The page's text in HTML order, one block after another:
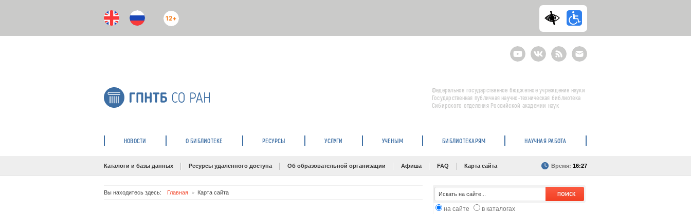
12+
YoutubeВКонтактеRSS
E-
mail
подписка
Федеральное государственное бюджетное учреждение науки
Государственная публичная научно-техническая библиотека
Сибирского отделения Российской академии наук
НОВОСТИ О БИБЛИОТЕКЕ РЕСУРСЫ УСЛУГИ УЧЕНЫМ БИБЛИОТЕКАРЯМ НАУЧНАЯ РАБОТА
Каталоги и базы данных Ресурсы удаленного доступа Об образовательной организации Афиша FAQ Карта сайта Время: 16:27
Вы находитесь здесь: Главная Карта сайта
на сайте
в каталогах